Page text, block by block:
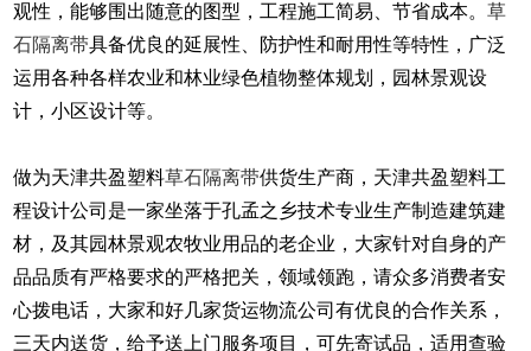
观性，能够围出随意的图型，工程施工简易、节省成本。草
石隔离带具备优良的延展性、防护性和耐用性等特性，广泛
运用各种各样农业和林业绿色植物整体规划，园林景观设
计，小区设计等。
做为天津共盈塑料草石隔离带供货生产商， 天津共盈塑料工
程设计公司是一家坐落于孔孟之乡技术专业生产制造建筑建
材，及其园林景观农牧业用品的老企业，大家针对自身的产
品品质有严格要求的严格把关，领域领跑，请众多消费者安
心拨电话，大家和好几家货运物流公司有优良的合作关系，
三天内送货，给予送上门服务项目，可先寄试品，适用查验